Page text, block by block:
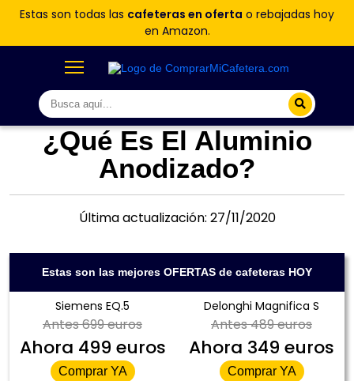
Estas son todas las cafeteras en oferta o rebajadas hoy
en Amazon.
¿Qué Es El Aluminio
Anodizado?
Última actualización: 27/11/2020
Estas son las mejores OFERTAS de cafeteras HOY
Siemens EQ.5
Antes699 euros
Ahora 499 euros
Comprar YA
Delonghi Magnifica S
Antes489 euros
Ahora 349 euros
Comprar YA